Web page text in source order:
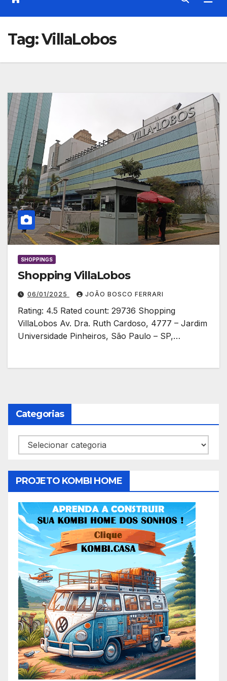
Tag:VillaLobos
SHOPPINGS
Shopping VillaLobos
06/01/2025 JOÃO BOSCO FERRARI
Rating: 4.5 Rated count: 29736 Shopping
VillaLobos Av. Dra. Ruth Cardoso, 4777 – Jardim
Universidade Pinheiros, São Paulo – SP,…
Categorias
Categorias
PROJETO KOMBI HOME